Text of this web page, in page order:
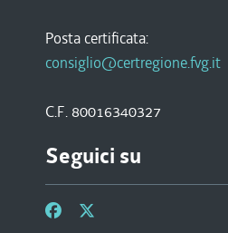
Posta certificata:
consiglio@certregione.fvg.it
C.F. 80016340327
Seguici su